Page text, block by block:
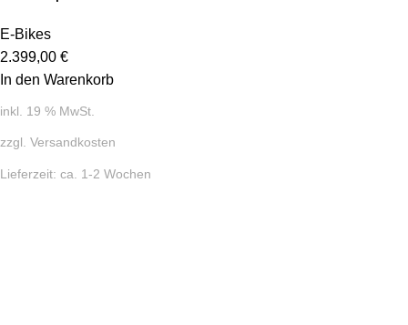
E-Bikes
2.399,00 €
In den Warenkorb
inkl. 19 % MwSt.
zzgl. Versandkosten
Lieferzeit: ca. 1-2 Wochen